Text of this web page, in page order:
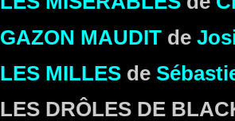
GAZON MAUDIT de
LES MILLES de
LES DRÔLES DE